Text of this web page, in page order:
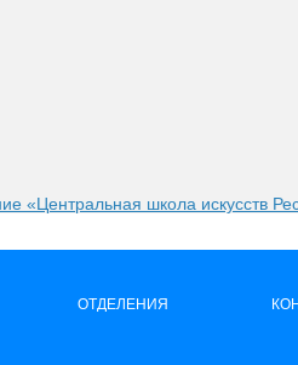
«Центральная школа искусств
ОТДЕЛЕНИЯ